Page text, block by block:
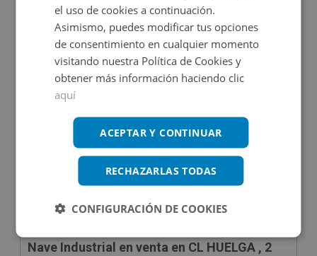
Impuestos no incluidos
90.000€
237m2 1Baños
Nave Industrial en venta en CL HUELGA , 2
el uso de cookies a continuación.
Asimismo, puedes modificar tus opciones
de consentimiento en cualquier momento
visitando nuestra Política de Cookies y
obtener más información haciendo clic
aquí
ACEPTAR Y CONTINUAR
RECHAZARLAS TODAS
CONFIGURACIÓN DE COOKIES